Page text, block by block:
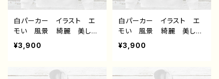
白パーカー イラスト エ
モい 風景 綺麗 美し
い 景色 おしゃれ 可愛
い女の子 メンズ レディ
人気 イラストレーター
¥3,900
白パーカー イラスト エ
モい 風景 綺麗 美し
い 景色 可愛い女の子
おしゃれ後ろ姿 メンズ レ
的 人気 イラストレータ
¥3,900